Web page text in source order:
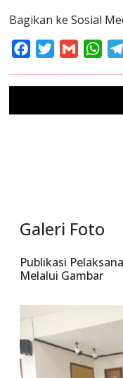
Bagikan ke Sosial
FacebookTwitterGmail
Galeri Foto
Publikasi
Melalui Gambar